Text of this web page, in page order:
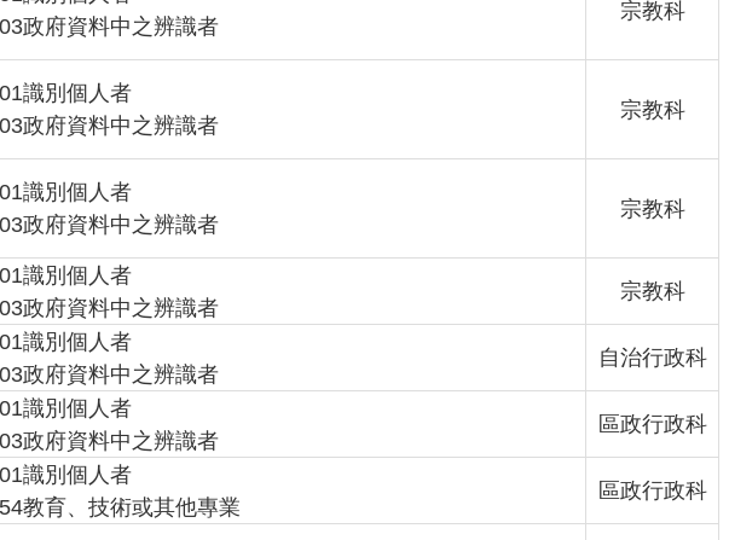
政府資料中之辨識者
宗教科
識別個人者
政府資料中之辨識者
宗教科
識別個人者
政府資料中之辨識者
宗教科
識別個人者
政府資料中之辨識者
宗教科
識別個人者
政府資料中之辨識者
自治行政科
識別個人者
政府資料中之辨識者
區政行政科
識別個人者
教育、技術或其他專業
區政行政科